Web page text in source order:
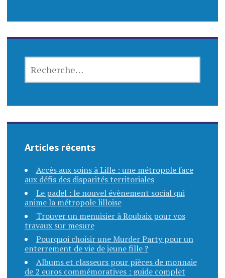
Articles récents
Accès aux soins à Lille : une métropole face
aux défis des disparités territoriales
Le padel : le nouvel évènement social qui
anime la métropole lilloise
Trouver un menuisier à Roubaix pour vos
travaux sur mesure
Pourquoi choisir une Murder Party pour un
enterrement de vie de jeune fille ?
Albums et classeurs pour pièces de monnaie
de 2 euros commémoratives : guide complet